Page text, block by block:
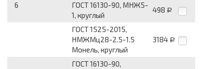
6
ГОСТ 16130-90, МНЖ5-
1, круглый
498 Р
ГОСТ 1525-2015,
НМЖМц28-2.5-1.5
Монель, круглый
3184 Р
ГОСТ 16130-90,